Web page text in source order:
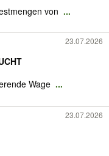
von ...
23.07.2026
Wage ...
23.07.2026